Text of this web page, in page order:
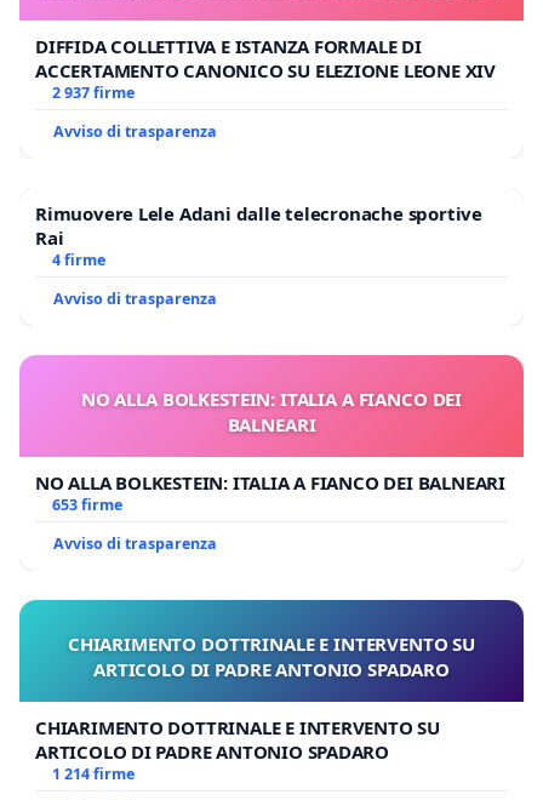
DIFFIDA COLLETTIVA E ISTANZA FORMALE DI
ACCERTAMENTO CANONICO SU ELEZIONE LEONE XIV
2 937 firme
Avviso di trasparenza
Rimuovere Lele Adani dalle telecronache sportive
Rai
4 firme
Avviso di trasparenza
NO ALLA BOLKESTEIN: ITALIA A FIANCO DEI
BALNEARI
NO ALLA BOLKESTEIN: ITALIA A FIANCO DEI BALNEARI
653 firme
Avviso di trasparenza
CHIARIMENTO DOTTRINALE E INTERVENTO SU
ARTICOLO DI PADRE ANTONIO SPADARO
CHIARIMENTO DOTTRINALE E INTERVENTO SU
ARTICOLO DI PADRE ANTONIO SPADARO
1 214 firme